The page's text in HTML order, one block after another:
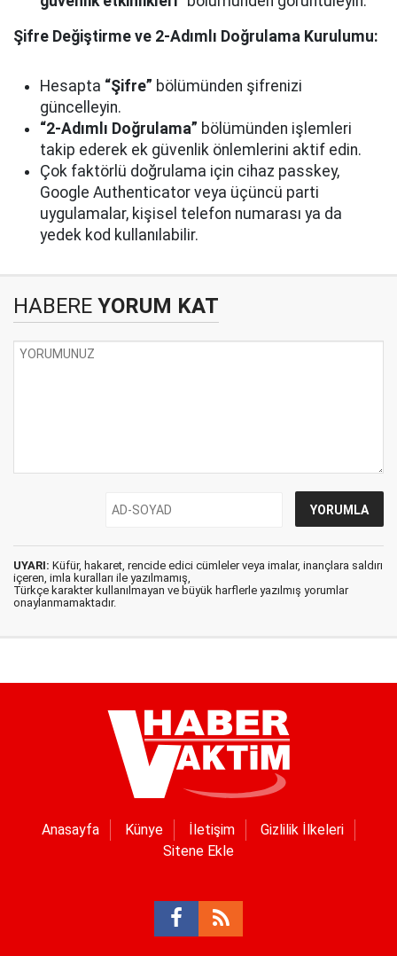
Şifre Değiştirme ve 2-Adımlı Doğrulama Kurulumu:
Hesapta “Şifre” bölümünden şifrenizi
güncelleyin.
“2-Adımlı Doğrulama” bölümünden işlemleri
takip ederek ek güvenlik önlemlerini aktif edin.
Çok faktörlü doğrulama için cihaz passkey,
Google Authenticator veya üçüncü parti
uygulamalar, kişisel telefon numarası ya da
yedek kod kullanılabilir.
HABERE YORUM KAT
UYARI: Küfür, hakaret, rencide edici cümleler veya imalar, inançlara saldırı
içeren, imla kuralları ile yazılmamış,
Türkçe karakter kullanılmayan ve büyük harflerle yazılmış yorumlar
onaylanmamaktadır.
Anasayfa Künye İletişim
Gizlilik İlkeleri
Sitene Ekle